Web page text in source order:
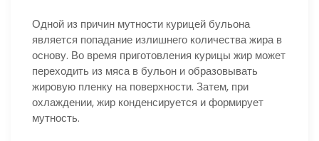
Одной из причин мутности курицей бульона
является попадание излишнего количества жира в
основу. Во время приготовления курицы жир может
переходить из мяса в бульон и образовывать
жировую пленку на поверхности. Затем, при
охлаждении, жир конденсируется и формирует
мутность.